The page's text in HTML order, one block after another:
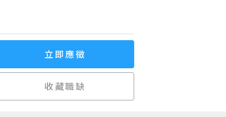
立即應徵
收藏職缺